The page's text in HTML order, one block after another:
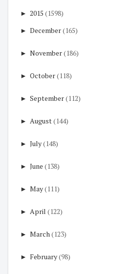
► 2015 (1598)
► December(165)
► November(186)
► October(118)
► September(112)
► August(144)
► July(148)
► June (138)
► May(111)
► April (122)
► March(123)
► February(98)